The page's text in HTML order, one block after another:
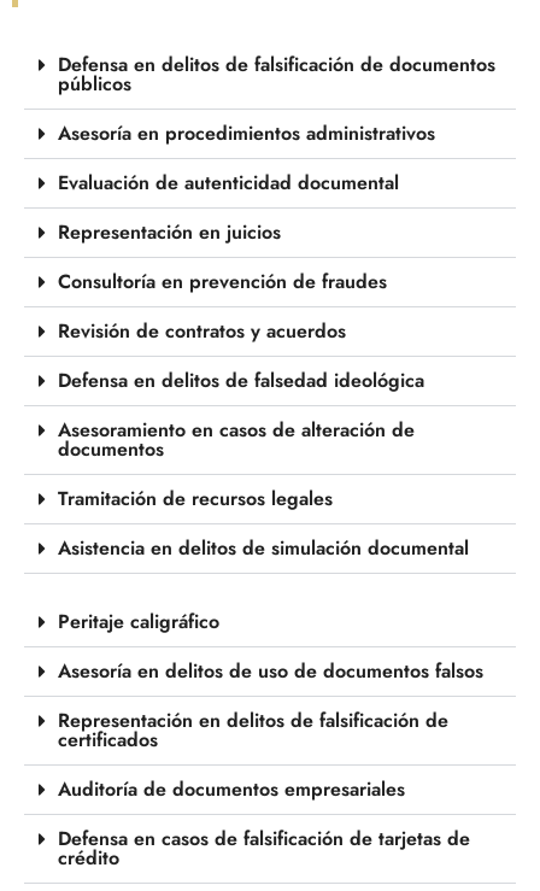
Defensa en delitos de falsificación de documentos
públicos
Asesoría en procedimientos administrativos
Evaluación de autenticidad documental
Representación en juicios
Consultoría en prevención de fraudes
Revisión de contratos y acuerdos
Defensa en delitos de falsedad ideológica
Asesoramiento en casos de alteración de
documentos
Tramitación de recursos legales
Asistencia en delitos de simulación documental
Peritaje caligráfico
Asesoría en delitos de uso de documentos falsos
Representación en delitos de falsificación de
certificados
Auditoría de documentos empresariales
Defensa en casos de falsificación de tarjetas de
crédito